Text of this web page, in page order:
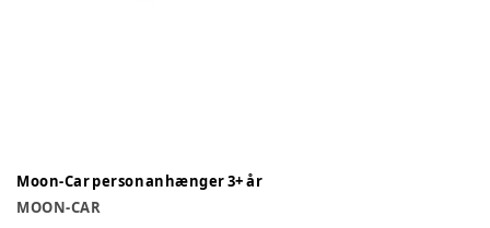
Moon-Car personanhænger 3+ år
MOON-CAR